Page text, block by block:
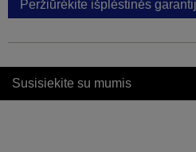
Peržiūrėkite išplėstinės
Susisiekite su mumis